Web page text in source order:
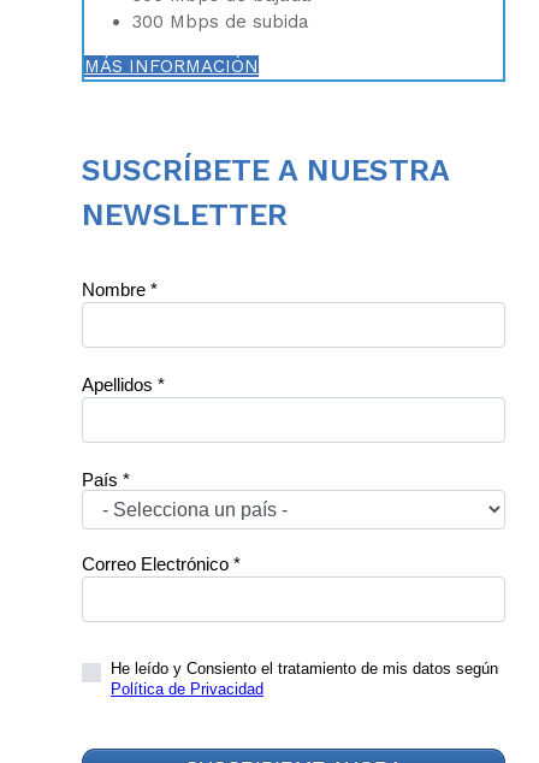
300 Mbps de subida
MÁS INFORMACIÓN
SUSCRÍBETE A NUESTRA
NEWSLETTER